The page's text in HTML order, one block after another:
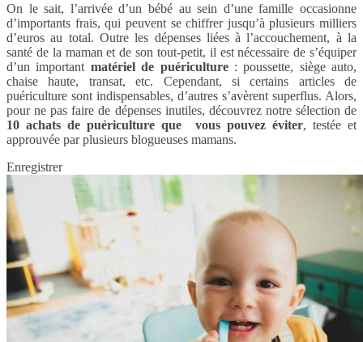
On le sait, l’arrivée d’un bébé au sein d’une famille occasionne
d’importants frais, qui peuvent se chiffrer jusqu’à plusieurs milliers
d’euros au total. Outre les dépenses liées à l’accouchement, à la
santé de la maman et de son tout-petit, il est nécessaire de s’équiper
d’un important matériel de puériculture: poussette, siège auto,
chaise haute, transat, etc. Cependant, si certains articles de
puériculture sont indispensables, d’autres s’avèrent superflus. Alors,
pour ne pas faire de dépenses inutiles, découvrez notre sélection de
10 achats de puériculture que vous pouvez éviter, testée et
approuvée par plusieurs blogueuses mamans.
Enregistrer